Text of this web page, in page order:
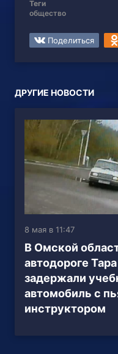
Теги
общество
Поделиться
ДРУГИЕ НОВОСТИ
8 мая в 11:47
В Омской
автодороге
задержали
автомобиль с
инструктором